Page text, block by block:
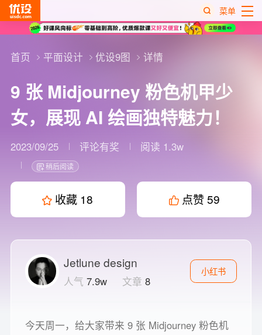
菜单
首页 平面设计 优设9图 详情
9 张 Midjourney 粉色机甲少
女，展现 AI 绘画独特魅力！
2023/09/25 评论有奖 阅读 1.3w
稍后阅读
收藏 18 点赞 59
今天周一，给大家带来 9 张 Midjourney 粉色机
Jetlune design
人气 7.9w 文章 8
小红书